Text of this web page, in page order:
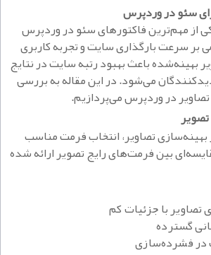
سئو در وردپرس
از مهم‌ترین فاکتورهای سئو در وردپرس
بر سرعت بارگذاری سایت و تجربه کاربری
بهینه‌شده باعث بهبود رتبه سایت در نتایج
می‌شود. در این مقاله به بررسی
در وردپرس می‌پردازیم.
بهینه‌سازی تصاویر، انتخاب فرمت مناسب
بین فرمت‌های رایج تصویر ارائه شده
تصاویر با جزئیات کم
گسترده
فشرده‌سازی